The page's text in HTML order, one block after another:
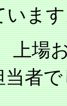
いま
上場
者